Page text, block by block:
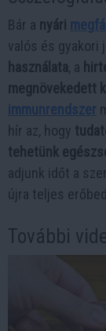
Bár a nyári
valós és gyakori
használata, a
megnövekedett
immunrendszer
hír az, hogy
tehetünk
adjunk időt a
újra teljes
További